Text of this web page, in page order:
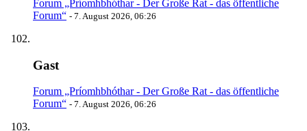
Forum „Príomhbhóthar - Der Große Rat - das öffentliche
Forum“ - 7. August 2026, 06:26
Gast
Forum „Príomhbhóthar - Der Große Rat - das öffentliche
Forum“ - 7. August 2026, 06:26